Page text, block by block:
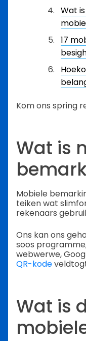
Wat
17
Kom ons spring
Wat is
Mobiele
teiken wat
rekenaars
Ons kan ons
soos
webwerwe,
QR-kode
Wat is